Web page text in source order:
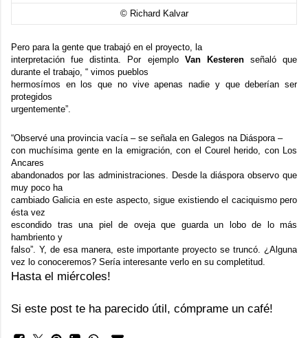
© Richard Kalvar
Pero para la gente que trabajó en el proyecto, la
interpretación fue distinta. Por ejemploVan Kesterenseñaló que
durante el trabajo, “ vimos pueblos
hermosímos en los que no vive apenas nadie y que deberían ser
protegidos
urgentemente”.
“Observé una provincia vacía – se señala en Galegos na Diáspora –
con muchísima gente en la emigración, con el Courel herido, con Los
Ancares
abandonados por las administraciones. Desde la diáspora observo que
muy poco ha
cambiado Galicia en este aspecto, sigue existiendo el caciquismo pero
ésta vez
escondido tras una piel de oveja que guarda un lobo de lo más
hambriento y
falso”. Y, de esa manera, este importante proyecto se truncó. ¿Alguna
vez lo conoceremos? Sería interesante verlo en su completitud.
Hasta el miércoles!
Si este post te ha parecido útil, cómprame un café!